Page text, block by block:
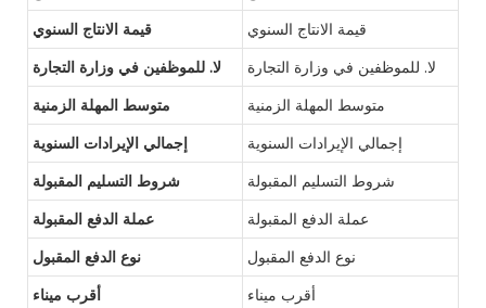
قيمة الانتاج السنوي
قيمة الانتاج السنوي
لا. للموظفين في وزارة التجارة
لا. للموظفين في وزارة التجارة
متوسط ​​المهلة الزمنية
متوسط ​​المهلة الزمنية
إجمالي الإيرادات السنوية
إجمالي الإيرادات السنوية
شروط التسليم المقبولة
شروط التسليم المقبولة
عملة الدفع المقبولة
عملة الدفع المقبولة
نوع الدفع المقبول
نوع الدفع المقبول
أقرب ميناء
أقرب ميناء